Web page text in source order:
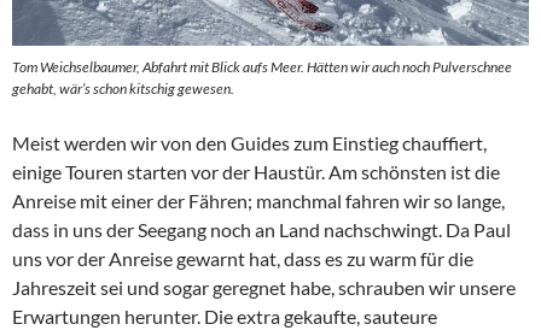
Tom Weichselbaumer, Abfahrt mit Blick aufs Meer. Hätten wir auch noch Pulverschnee
gehabt, wär’s schon kitschig gewesen.
Meist werden wir von den Guides zum Einstieg chauffiert,
einige Touren starten vor der Haustür. Am schönsten ist die
Anreise mit einer der Fähren; manchmal fahren wir so lange,
dass in uns der Seegang noch an Land nachschwingt. Da Paul
uns vor der Anreise gewarnt hat, dass es zu warm für die
Jahreszeit sei und sogar geregnet habe, schrauben wir unsere
Erwartungen herunter. Die extra gekaufte, sauteure